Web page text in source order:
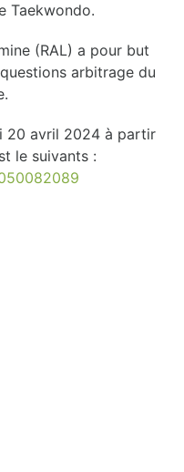
Taekwondo.
(RAL) a pour but
arbitrage du
20 avril 2024 à partir
le suivants :